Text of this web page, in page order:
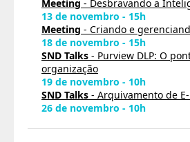
Meeting - Desbravando a
13 de novembro - 15h
Meeting - Criando e
18 de novembro - 15h
SND Talks - Purview DLP: O
organização
19 de novembro - 10h
SND Talks - Arquivamento de
26 de novembro - 10h